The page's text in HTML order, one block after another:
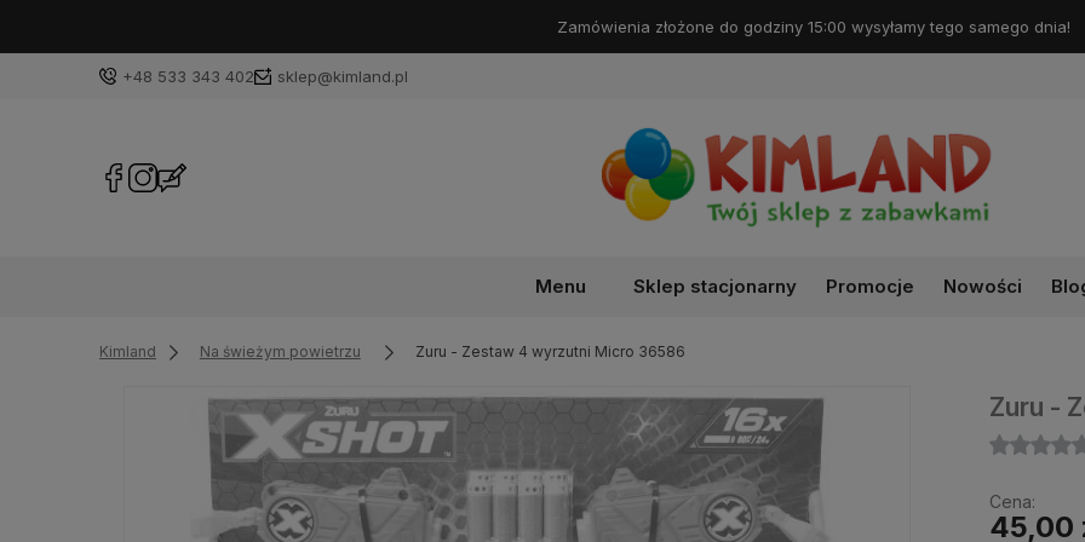
+48 533 343 402 sklep@kimland.pl
Menu Sklep stacjonarny Promocje Nowości
Kimland Na świeżym powietrzu Zuru - Zestaw 4 wyrzutni Micro 36586
Zuru -
Cena:
45,00